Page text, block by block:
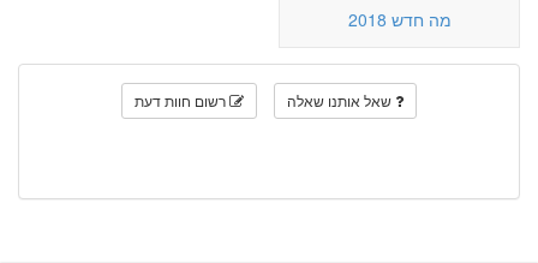
מה חדש 2018
שאל אותנו שאלה רשום חוות דעת